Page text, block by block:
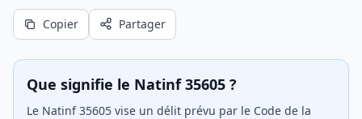
Copier Partager
Que signifie le Natinf 35605 ?
Le Natinf 35605 vise un délit prévu par le Code de la